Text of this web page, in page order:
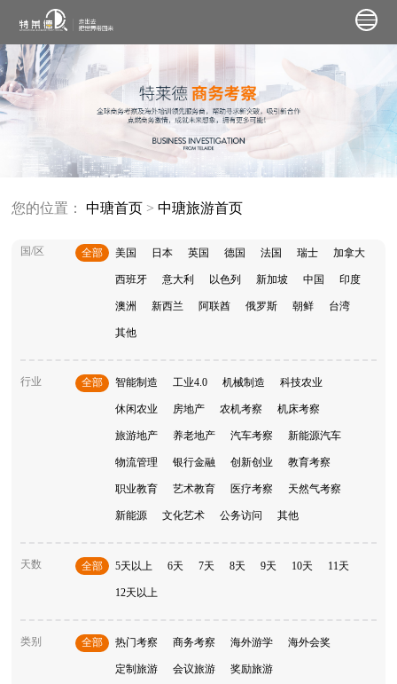
您的位置： 中瑭首页 >中瑭旅游首页
国/区 全部 美国 日本 英国 德国 法国 瑞士 加拿大
西班牙 意大利 以色列 新加坡 中国 印度
澳洲 新西兰 阿联酋 俄罗斯 朝鲜 台湾
其他
行业 全部 智能制造 工业4.0 机械制造 科技农业
休闲农业 房地产 农机考察 机床考察
旅游地产 养老地产 汽车考察 新能源汽车
物流管理 银行金融 创新创业 教育考察
职业教育 艺术教育 医疗考察 天然气考察
新能源 文化艺术 公务访问 其他
天数 全部 5天以上 6天 7天 8天 9天 10天 11天
12天以上
类别 全部 热门考察 商务考察 海外游学 海外会奖
定制旅游 会议旅游 奖励旅游